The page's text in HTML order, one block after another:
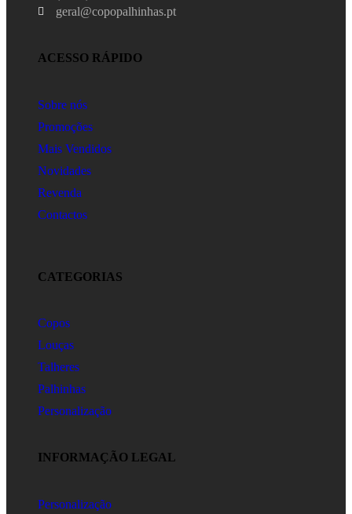
geral@copopalhinhas.pt
ACESSO RÁPIDO
Sobre nós
Promoções
Mais Vendidos
Novidades
Revenda
Contactos
CATEGORIAS
Copos
Louças
Talheres
Palhinhas
Personalização
INFORMAÇÃO LEGAL
Personalização